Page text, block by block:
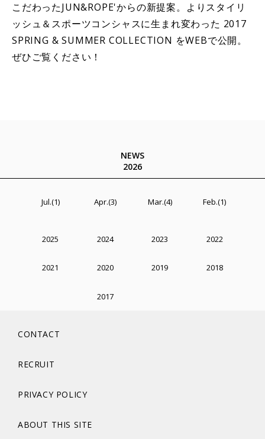
こだわったJUN&ROPE'からの新提案。よりスタイリ
ッシュ＆スポーツコンシャスに生まれ変わった 2017
SPRING & SUMMER COLLECTION をWEBで公開。
ぜひご覧ください！
NEWS
2026
Jul.(1) Apr.(3) Mar.(4) Feb.(1)
2025 2024 2023 2022
2021 2020 2019 2018
2017
CONTACT
RECRUIT
PRIVACY POLICY
ABOUT THIS SITE